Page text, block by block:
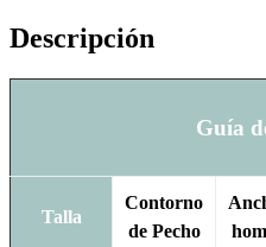
Descripción
Guía
Talla
Contorno
de Pecho